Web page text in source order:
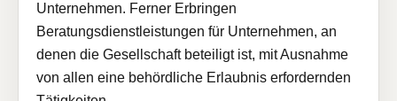
Unternehmen. Ferner Erbringen
Beratungsdienstleistungen für Unternehmen, an
denen die Gesellschaft beteiligt ist, mit Ausnahme
von allen eine behördliche Erlaubnis erfordernden